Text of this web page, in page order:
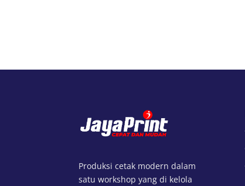
Produksi cetak modern dalam
satu workshop yang di kelola